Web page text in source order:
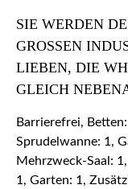
SIE WERDEN
GROSSEN
IEBEN, DIE
LEICH
Barrierefrei,
Sprudelwanne: 1,
Mehrzweck-Saal:
1, Garten: 1,